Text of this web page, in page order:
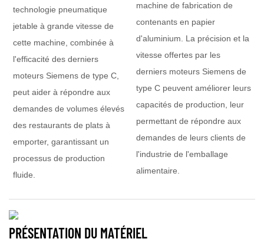
technologie pneumatique
jetable à grande vitesse de
cette machine, combinée à
l'efficacité des derniers
moteurs Siemens de type C,
peut aider à répondre aux
demandes de volumes élevés
des restaurants de plats à
emporter, garantissant un
processus de production
fluide.
machine de fabrication de
contenants en papier
d'aluminium. La précision et la
vitesse offertes par les
derniers moteurs Siemens de
type C peuvent améliorer leurs
capacités de production, leur
permettant de répondre aux
demandes de leurs clients de
l'industrie de l'emballage
alimentaire.
PRÉSENTATION DU MATÉRIEL